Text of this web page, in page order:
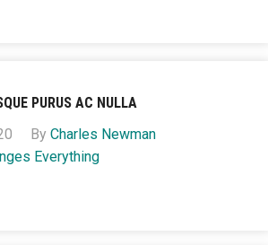
PURUS AC NULLA
By Charles Newman
Everything